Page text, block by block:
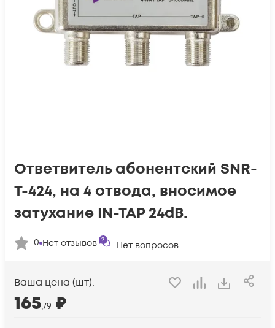
Ответвитель абонентский SNR-
T-424, на 4 отвода, вносимое
затухание IN-TAP 24dB.
0 Нет отзывов Нет вопросов
Ваша цена (шт):
165,79 ₽